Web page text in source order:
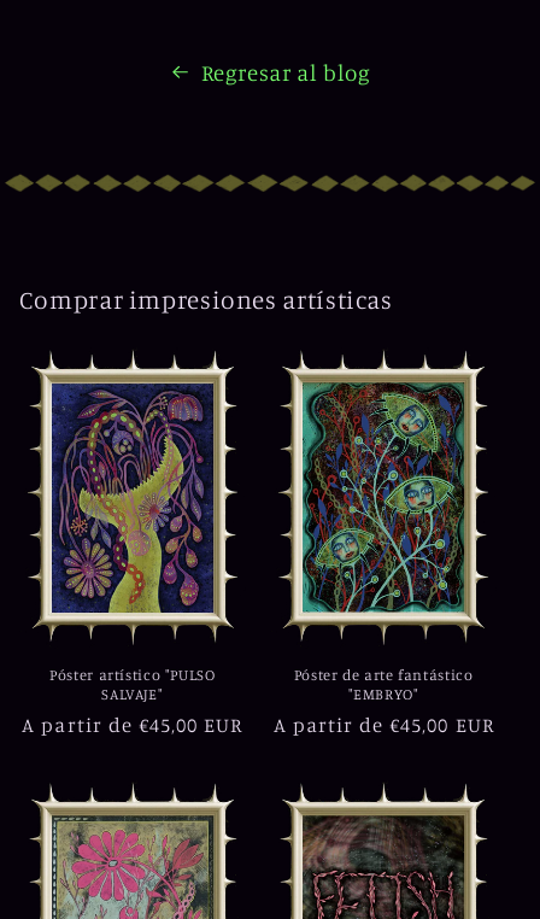
Regresar al blog
Comprar impresiones artísticas
Póster artístico "PULSO
SALVAJE"
Precio
A partir de €45,00 EUR
Póster de arte fantástico
"EMBRYO"
Precio
A partir de €45,00 EUR